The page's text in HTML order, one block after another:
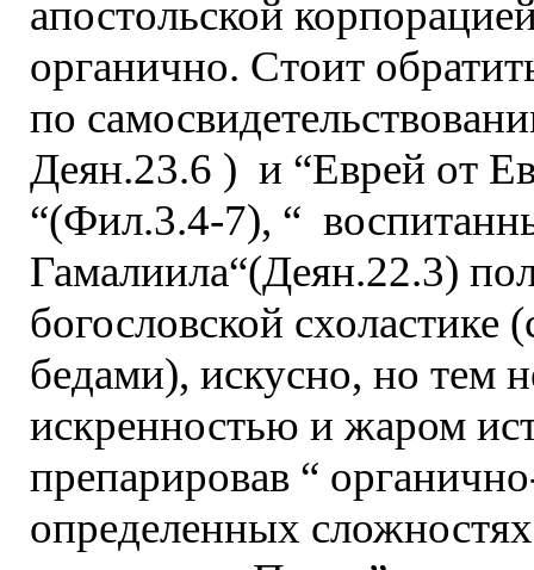
апостольской
органично. Стоит
по
Деян.23.6 ) и “Еврей от
“(Фил.3.4-7), “
Гамалиила“(Деян.22.3)
богословской
бедами), искусно, но тем
искренностью и жаром
препарировав “
определенных